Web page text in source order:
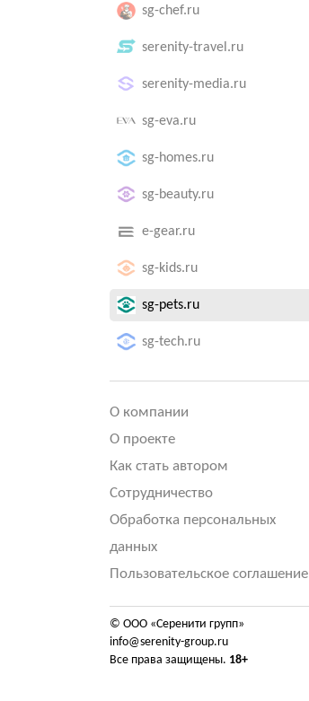
sg-chef.ru
serenity-travel.ru
serenity-media.ru
sg-eva.ru
sg-homes.ru
sg-beauty.ru
e-gear.ru
sg-kids.ru
sg-pets.ru
sg-tech.ru
О компании
О проекте
Как стать автором
Сотрудничество
Обработка персональных
данных
Пользовательское соглашение
© ООО «Серенити групп»
info@serenity-group.ru
Все права защищены. 18+